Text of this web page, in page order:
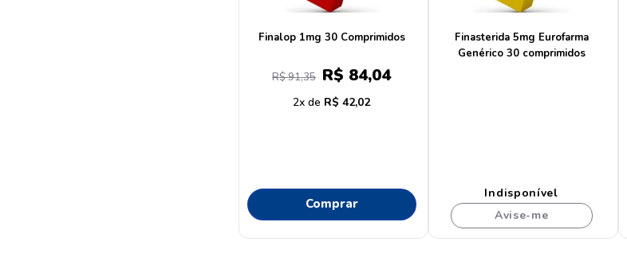
Finalop 1mg 30 Comprimidos
R$91,35 R$ 84,04
2 R$ 42,02
Comprar
Finasterida 5mg Eurofarma
Genérico 30 comprimidos
Indisponível
Avise-me